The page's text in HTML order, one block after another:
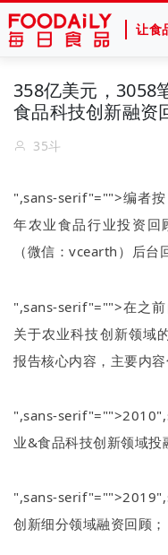
让食
358亿美元，3058
食品科技创新融资
35斗
",sans-serif"="">编者按
年农业食品行业投资
（微信：vcearth ）后台
",sans-serif"="">在之前
关于农业科技创新领域
报告核心内容，主要内容
",sans-serif"="">2010
业&食品科技创新领域投
",sans-serif"="">2019
创新细分领域融资回顾；